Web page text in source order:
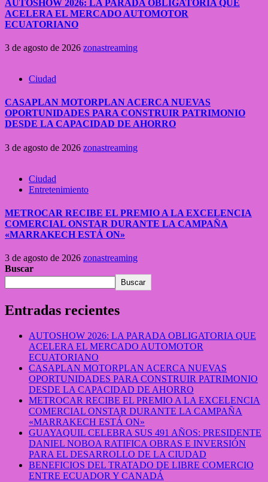
AUTOSHOW 2026: LA PARADA OBLIGATORIA QUE
ACELERA EL MERCADO AUTOMOTOR
ECUATORIANO
3 de agosto de 2026 zonastreaming
Ciudad
CASAPLAN MOTORPLAN ACERCA NUEVAS
OPORTUNIDADES PARA CONSTRUIR PATRIMONIO
DESDE LA CAPACIDAD DE AHORRO
3 de agosto de 2026 zonastreaming
Ciudad
Entretenimiento
METROCAR RECIBE EL PREMIO A LA EXCELENCIA
COMERCIAL ONSTAR DURANTE LA CAMPAÑA
«MARRAKECH ESTÁ ON»
3 de agosto de 2026 zonastreaming
Buscar
Buscar
Entradas recientes
AUTOSHOW 2026: LA PARADA OBLIGATORIA QUE
ACELERA EL MERCADO AUTOMOTOR
ECUATORIANO
CASAPLAN MOTORPLAN ACERCA NUEVAS
OPORTUNIDADES PARA CONSTRUIR PATRIMONIO
DESDE LA CAPACIDAD DE AHORRO
METROCAR RECIBE EL PREMIO A LA EXCELENCIA
COMERCIAL ONSTAR DURANTE LA CAMPAÑA
«MARRAKECH ESTÁ ON»
GUAYAQUIL CELEBRA SUS 491 AÑOS: PRESIDENTE
DANIEL NOBOA RATIFICA OBRAS E INVERSIÓN
PARA EL DESARROLLO DE LA CIUDAD
BENEFICIOS DEL TRATADO DE LIBRE COMERCIO
ENTRE ECUADOR Y CANADÁ